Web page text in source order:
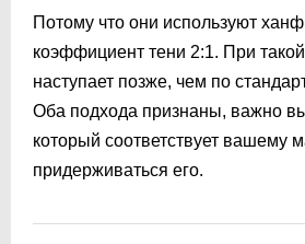
Потому что они используют
коэффициент тени 2:1. При
наступает позже, чем по
Оба подхода признаны, важно
который соответствует вашему
придерживаться его.